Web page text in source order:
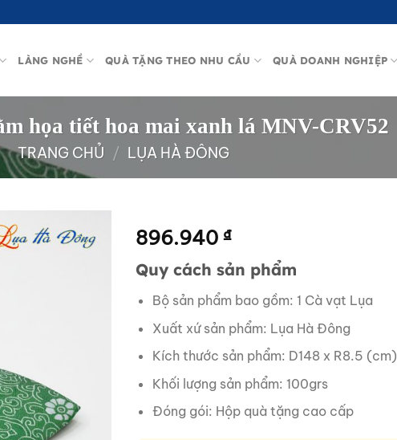
LÀNG NGHỀ QUÀ TẶNG THEO NHU CẦU QUÀ DOANH NGHIỆP
họa tiết hoa mai xanh lá MNV-CRV52
TRANG CHỦ / LỤA HÀ ĐÔNG
896.940 ₫
Quy cách sản phẩm
Bộ sản phẩm bao gồm: 1 Cà vạt Lụa
Xuất xứ sản phẩm: Lụa Hà Đông
Kích thước sản phẩm: D148 x R8.5 (cm)
Khối lượng sản phẩm: 100grs
Đóng gói: Hộp quà tặng cao cấp